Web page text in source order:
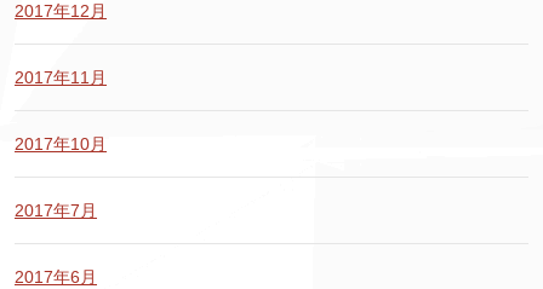
2017年12月
2017年11月
2017年10月
2017年7月
2017年6月